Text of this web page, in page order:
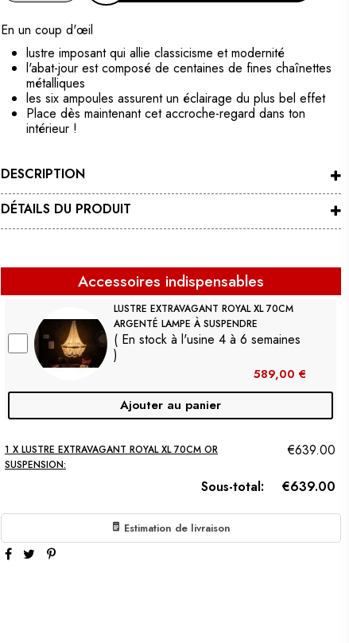
En un coup d'œil
lustre imposant qui allie classicisme et modernité
l'abat-jour est composé de centaines de fines chaînettes
métalliques
les six ampoules assurent un éclairage du plus bel effet
Place dès maintenant cet accroche-regard dans ton
intérieur !
DESCRIPTION
DÉTAILS DU PRODUIT
Accessoires indispensables
LUSTRE EXTRAVAGANT ROYAL XL 70CM
ARGENTÉ LAMPE À SUSPENDRE
( En stock à l'usine 4 à 6 semaines
)
589,00 €
Ajouter au panier
1 X LUSTRE EXTRAVAGANT ROYAL XL 70CM OR
SUSPENSION:
€639.00
Sous-total:
€639.00
Estimation de livraison